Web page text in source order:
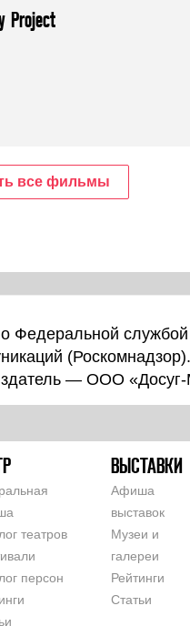
Project
все фильмы
Федеральной
— ООО
театров
персон
ВЫСТАВКИ
Афиша
выставок
Музеи и
галереи
Рейтинги
Статьи